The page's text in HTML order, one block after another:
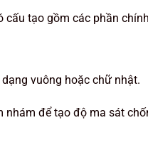
tạo gồm các phần
vuông hoặc chữ nhật.
nhám để tạo độ ma sát